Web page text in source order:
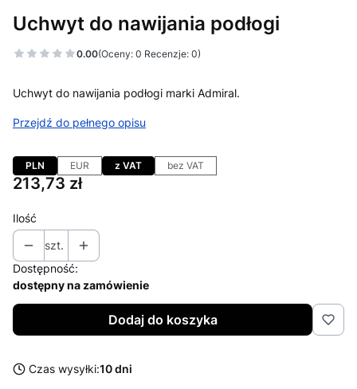
Uchwyt do nawijania podłogi
0.00(Oceny: 0 Recenzje: 0)
Uchwyt do nawijania podłogi marki Admiral.
Przejdź do pełnego opisu
PLN EUR z VAT bez VAT
Cena
213,73 zł
Ilość
szt.
Dostępność:
dostępny na zamówienie
Dodaj do koszyka
Czas wysyłki:10 dni